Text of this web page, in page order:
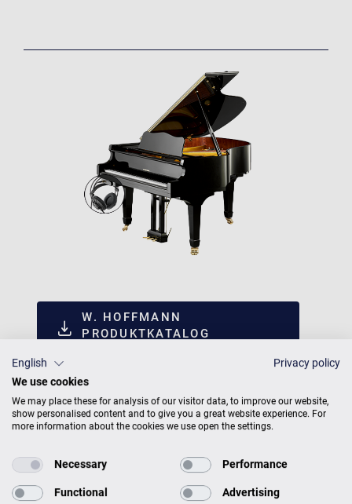
W. HOFFMANN
PRODUKTKATALOG
English
Privacy policy
We use cookies
We may place these for analysis of our visitor data, to improve our website,
show personalised content and to give you a great website experience. For
more information about the cookies we use open the settings.
Necessary Performance
Functional Advertising